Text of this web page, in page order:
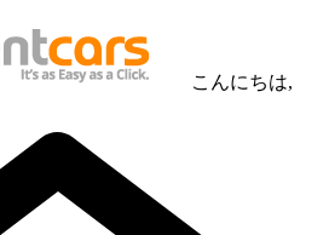
こんにちは,